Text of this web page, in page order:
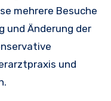
mehrere Besuche
und Änderung der
und